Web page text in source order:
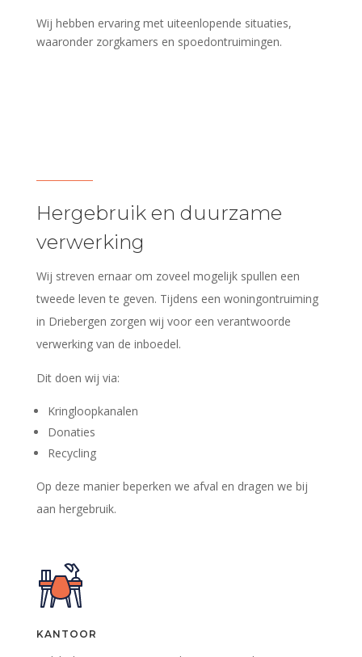
Wij hebben ervaring met uiteenlopende situaties,
waaronder zorgkamers en spoedontruimingen.
Hergebruik en duurzame
verwerking
Wij streven ernaar om zoveel mogelijk spullen een
tweede leven te geven. Tijdens een woningontruiming
in Driebergen zorgen wij voor een verantwoorde
verwerking van de inboedel.
Dit doen wij via:
Kringloopkanalen
Donaties
Recycling
Op deze manier beperken we afval en dragen we bij
aan hergebruik.
KANTOOR